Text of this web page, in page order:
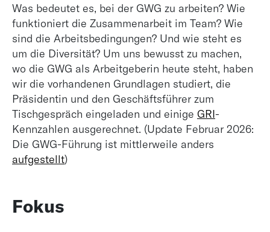
Was bedeutet es, bei der GWG zu arbeiten? Wie
funktioniert die Zusammenarbeit im Team? Wie
sind die Arbeitsbedingungen? Und wie steht es
um die Diversität? Um uns bewusst zu machen,
wo die GWG als Arbeitgeberin heute steht, haben
wir die vorhandenen Grundlagen studiert, die
Präsidentin und den Geschäftsführer zum
Tischgespräch eingeladen und einige GRI-
Kennzahlen ausgerechnet. (Update Februar 2026:
Die GWG-Führung ist mittlerweile anders
aufgestellt)
Fokus